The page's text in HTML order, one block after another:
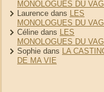
MONOLOGUES DU
Laurence dans LES
MONOLOGUES DU
Céline dans LES
MONOLOGUES DU
Sophie dans LA
DE MA VIE